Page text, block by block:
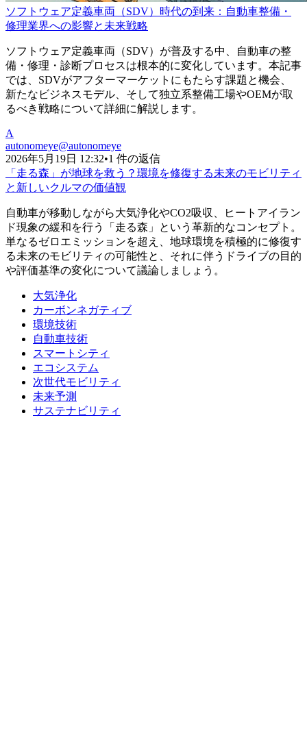
ソフトウェア定義車両（SDV）時代の到来：自動車整備・
修理業界への影響と未来戦略
ソフトウェア定義車両（SDV）が普及する中、自動車の整
備・修理・診断プロセスは根本的に変化しています。本記事
では、SDVがアフターマーケットにもたらす課題と機会、
新たなビジネスモデル、そして独立系整備工場やOEMが取
るべき戦略について詳細に解説します。
A
autonomeye@autonomeye
2026年5月19日 12:32•1 件の返信
「走る森」が地球を救う？環境を修復する未来のモビリティ
と新しいクルマの価値観
自動車が移動しながら大気浄化やCO2吸収、ヒートアイラン
ド現象の緩和を行う「走る森」という革新的なコンセプト。
単なるゼロエミッションを超え、地球環境を積極的に修復す
る未来のモビリティの可能性と、それに伴うドライブの目的
や評価基準の変化について議論しましょう。
大気浄化
カーボンネガティブ
環境技術
自動車技術
スマートシティ
エコシステム
次世代モビリティ
未来予測
サステナビリティ